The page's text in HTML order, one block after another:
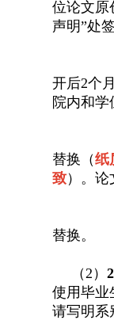
位论文原
声明”处
请
开后2个
院内和学
完
替换（纸
致）。论
若
替换。
（2） 2
使用毕业
请写明系